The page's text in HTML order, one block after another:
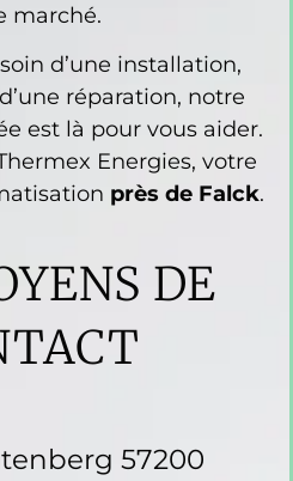
marché.
d’une installation,
réparation, notre
est là pour vous aider.
Energies, votre
près de Falck.
DE
57200